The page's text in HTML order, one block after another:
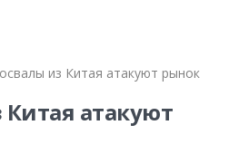
из Китая атакуют рынок
атакуют